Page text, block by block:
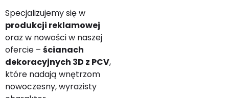
Specjalizujemy się w
produkcji reklamowej
oraz w nowości w naszej
ofercie – ścianach
dekoracyjnych 3D z PCV,
które nadają wnętrzom
nowoczesny, wyrazisty